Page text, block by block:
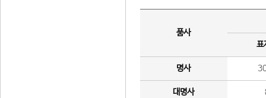
품사
표
명사
대명사